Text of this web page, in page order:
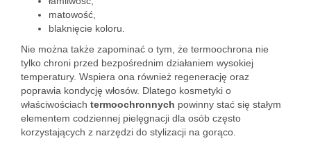
matowość,
blaknięcie koloru.
Nie można także zapominać o tym, że termoochrona nie
tylko chroni przed bezpośrednim działaniem wysokiej
temperatury. Wspiera ona również regenerację oraz
poprawia kondycję włosów. Dlatego kosmetyki o
właściwościach termoochronnych powinny stać się stałym
elementem codziennej pielęgnacji dla osób często
korzystających z narzędzi do stylizacji na gorąco.